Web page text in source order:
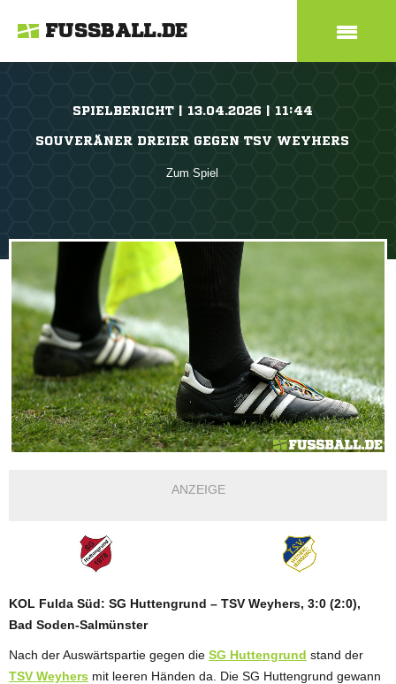
FUSSBALL.DE
SPIELBERICHT | 13.04.2026 | 11:44
SOUVERÄNER DREIER GEGEN TSV WEYHERS
Zum Spiel
ANZEIGE
KOL Fulda Süd: SG Huttengrund – TSV Weyhers, 3:0 (2:0),
Bad Soden-Salmünster
Nach der Auswärtspartie gegen die SG Huttengrund stand der
TSV Weyhers mit leeren Händen da. Die SG Huttengrund gewann